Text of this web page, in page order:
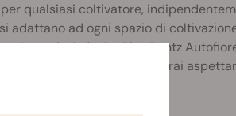
qualsiasi coltivatore,
adattano ad ogni spazio di
La varietà d’erba Pink Runtz
e, in condizioni ottimali, potrai